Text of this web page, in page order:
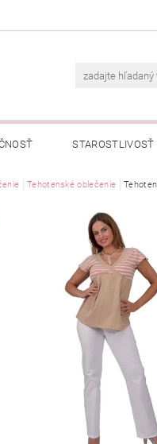
STAROSTLIVOSŤ
OBCHODNÉ
Tehotenské oblečenie